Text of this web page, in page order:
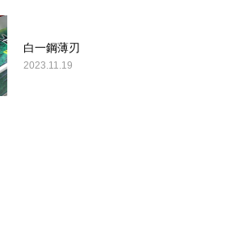
白一鋼薄刃
2023.11.19